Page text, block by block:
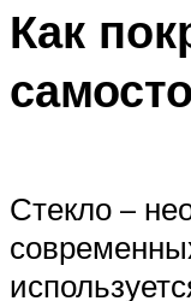
Как
Стекло –